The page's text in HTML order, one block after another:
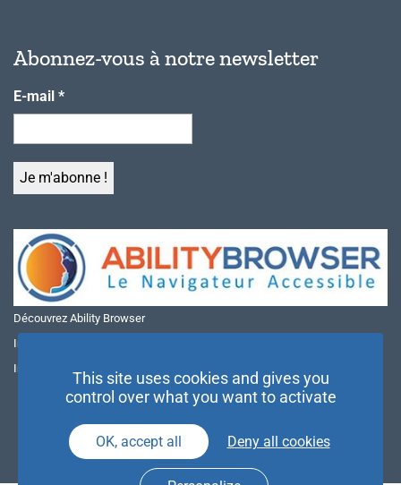
Abonnez-vous à notre newsletter
E-mail *
Découvrez Ability Browser
Installer Ability Browser sur Windows
Installer Ability Browser sur Mac
This site uses cookies and gives you
control over what you want to activate
OK, accept all Deny all cookies